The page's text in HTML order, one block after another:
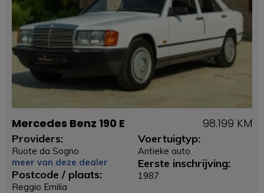
Mercedes Benz 190 E 98.199 KM
Providers:
Ruote da Sogno
meer van deze dealer
Postcode / plaats:
Reggio Emilia
Voertuigtyp:
Antieke auto
Eerste inschrijving:
1987